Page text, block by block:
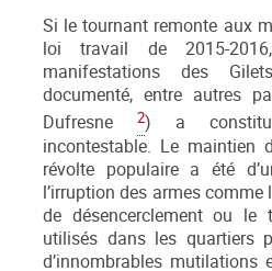
Si le tournant remonte aux
loi travail de 2015-
manifestations des
documenté, entre autres
Dufresne 2) a
incontestable. Le maintien
révolte populaire a été
l’irruption des armes comme
de désencerclement ou le
utilisés dans les quartiers
d’innombrables mutilations